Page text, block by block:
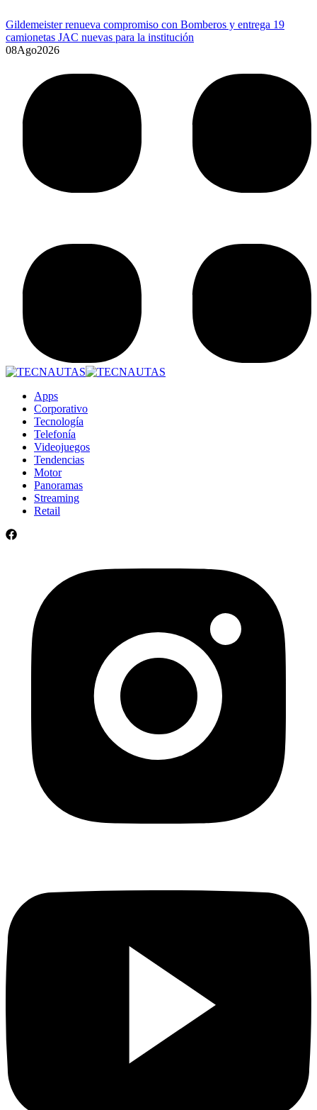
Disfraces, legos y Bluey: las búsquedas que dominan el delivery
para el Día del Niño
Apps
Corporativo
Tecnología
Telefonía
Videojuegos
Tendencias
Motor
Panoramas
Streaming